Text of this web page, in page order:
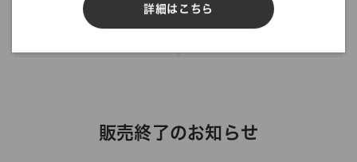
詳細はこちら
販売終了のお知らせ